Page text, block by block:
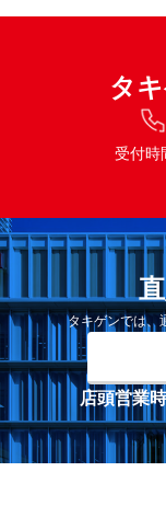
タ
受付時
タキゲンでは、
店頭営業